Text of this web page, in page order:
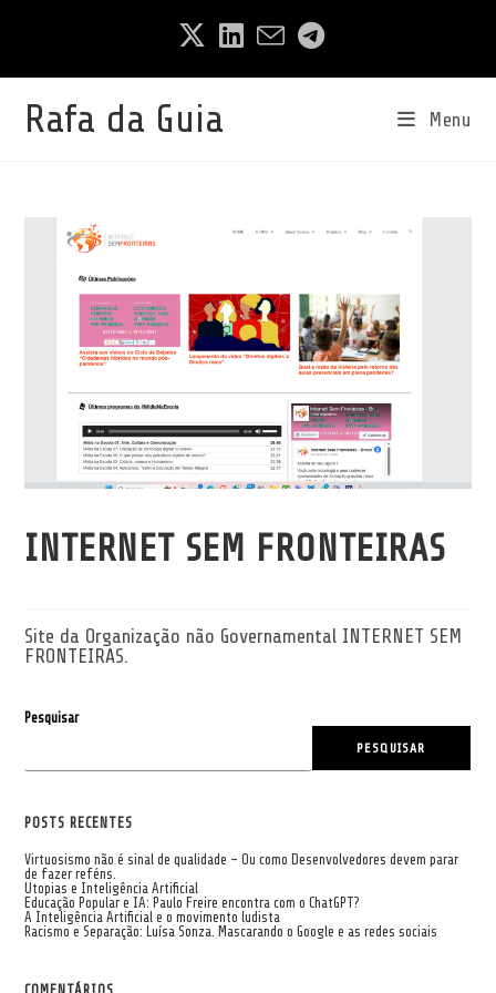
Rafa da Guia Menu
INTERNET SEM FRONTEIRAS
Site da Organização não Governamental INTERNET SEM
FRONTEIRAS.
Pesquisar
PESQUISAR
POSTS RECENTES
Virtuosismo não é sinal de qualidade – Ou como Desenvolvedores devem parar
de fazer reféns.
Utopias e Inteligência Artificial
Educação Popular e IA: Paulo Freire encontra com o ChatGPT?
A Inteligência Artificial e o movimento ludista
Racismo e Separação: Luísa Sonza. Mascarando o Google e as redes sociais